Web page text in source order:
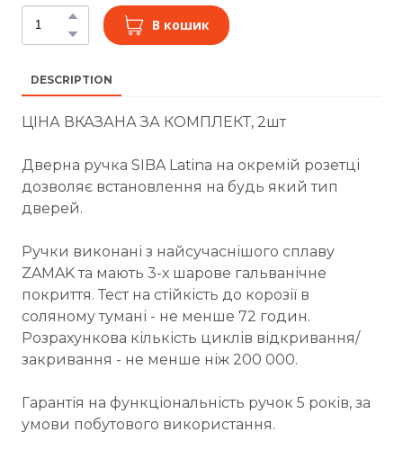
В кошик
DESCRIPTION
ЦІНА ВКАЗАНА ЗА КОМПЛЕКТ, 2шт
Дверна ручка SIBA Latina на окремій розетці
дозволяє встановлення на будь який тип
дверей.
Ручки виконані з найсучаснішого сплаву
ZAMAK та мають 3-х шарове гальванічне
покриття. Тест на стійкість до корозії в
соляному тумані - не менше 72 годин.
Розрахункова кількість циклів відкривання/
закривання - не менше ніж 200 000.
Гарантія на функціональність ручок 5 років, за
умови побутового використання.